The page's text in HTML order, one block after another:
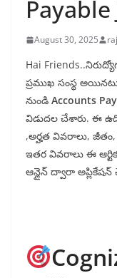
Payable
August 30, 2025
Hai
ప్రముఖ సంస్థ
నుండి Accounts
విడుదల చేశారు. ఈ
,అర్హత వివరాలు,
ఇతర వివరాలు ఈ
ఆన్లైన్ ద్వారా అప్లికేషన్